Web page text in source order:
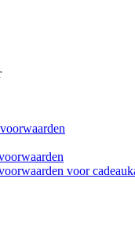
voor